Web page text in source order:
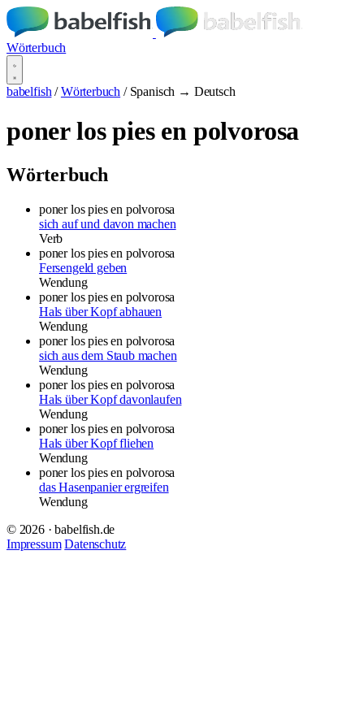
Wörterbuch
babelfish / Wörterbuch / Spanisch → Deutsch
poner los pies en polvorosa
Wörterbuch
poner los pies en polvorosa
sich auf und davon machen
Verb
poner los pies en polvorosa
Fersengeld geben
Wendung
poner los pies en polvorosa
Hals über Kopf abhauen
Wendung
poner los pies en polvorosa
sich aus dem Staub machen
Wendung
poner los pies en polvorosa
Hals über Kopf davonlaufen
Wendung
poner los pies en polvorosa
Hals über Kopf fliehen
Wendung
poner los pies en polvorosa
das Hasenpanier ergreifen
Wendung
© 2026 · babelfish.de
Impressum Datenschutz